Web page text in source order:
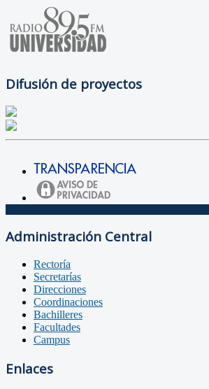
Difusión de proyectos
Administración Central
Rectoría
Secretarías
Direcciones
Coordinaciones
Bachilleres
Facultades
Campus
Enlaces